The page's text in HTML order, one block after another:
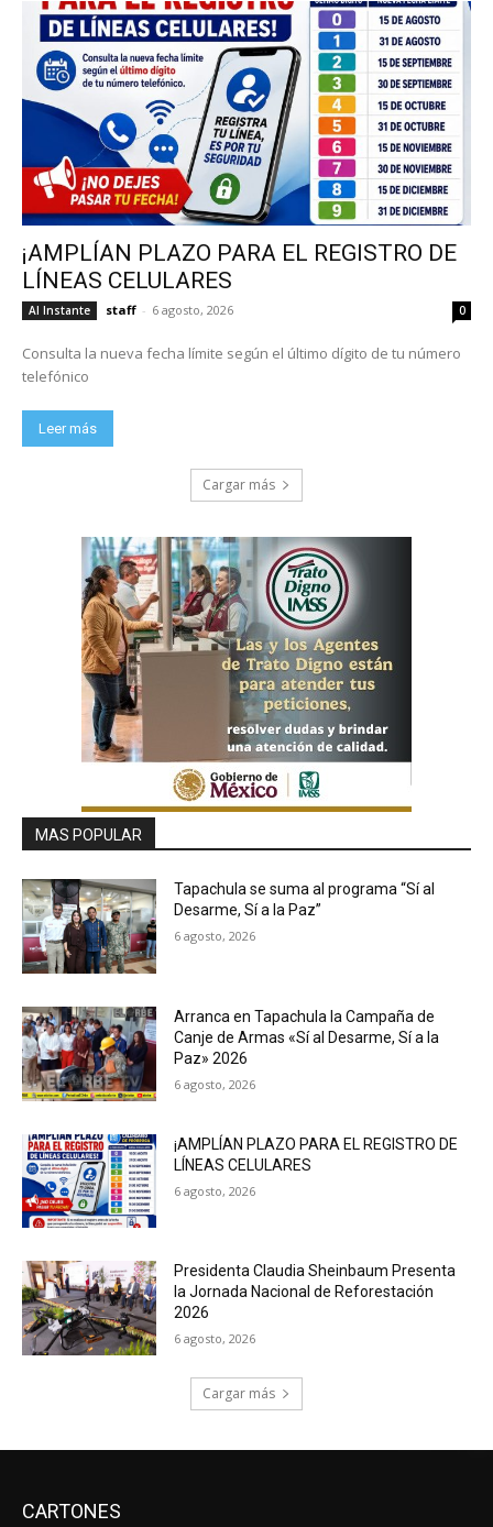
¡AMPLÍAN PLAZO PARA EL REGISTRO DE
LÍNEAS CELULARES
Al Instante staff - 6 agosto, 2026 0
Consulta la nueva fecha límite según el último dígito de tu número
telefónico
Leer más
Cargar más
MAS POPULAR
Tapachula se suma al programa “Sí al
Desarme, Sí a la Paz”
6 agosto, 2026
Arranca en Tapachula la Campaña de
Canje de Armas «Sí al Desarme, Sí a la
Paz» 2026
6 agosto, 2026
¡AMPLÍAN PLAZO PARA EL REGISTRO DE
LÍNEAS CELULARES
6 agosto, 2026
Presidenta Claudia Sheinbaum Presenta
la Jornada Nacional de Reforestación
2026
6 agosto, 2026
Cargar más
CARTONES